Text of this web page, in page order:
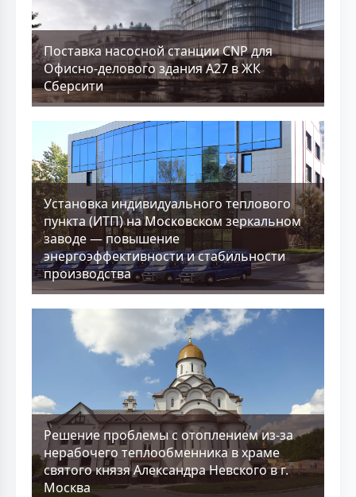
Поставка насосной станции CNP для
Офисно-делового здания А27 в ЖК
Сберсити
Установка индивидуального теплового
пункта (ИТП) на Московском зеркальном
заводе — повышение
энергоэффективности и стабильности
производства
Решение проблемы с отоплением из-за
нерабочего теплообменника в храме
святого князя Александра Невского в г.
Москва